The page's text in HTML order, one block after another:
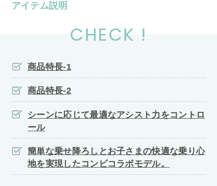
アイテム説明
CHECK !
商品特長-1
商品特長-2
シーンに応じて最適なアシスト力をコントロ
ール
簡単な乗せ降ろしとお子さまの快適な乗り心
地を実現したコンビコラボモデル。